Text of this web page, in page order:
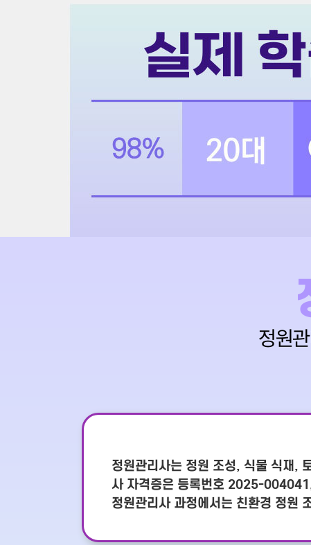
정원
정원관리사는 정원 조성, 식물 식재,
사 자격증은 등록번호 2025-
정원관리사 과정에서는 친환경 정원